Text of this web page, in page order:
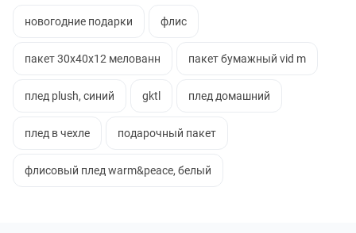
новогодние подарки флис
пакет 30х40х12 мелованн пакет бумажный vid m
плед plush, синий gktl плед домашний
плед в чехле подарочный пакет
флисовый плед warm&peace, белый